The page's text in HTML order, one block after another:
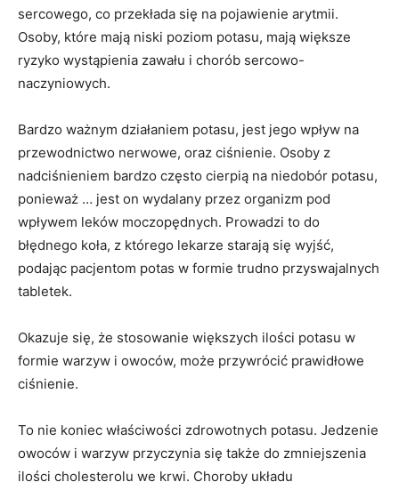
sercowego, co przekłada się na pojawienie arytmii.
Osoby, które mają niski poziom potasu, mają większe
ryzyko wystąpienia zawału i chorób sercowo-
naczyniowych.
Bardzo ważnym działaniem potasu, jest jego wpływ na
przewodnictwo nerwowe, oraz ciśnienie. Osoby z
nadciśnieniem bardzo często cierpią na niedobór potasu,
ponieważ … jest on wydalany przez organizm pod
wpływem leków moczopędnych. Prowadzi to do
błędnego koła, z którego lekarze starają się wyjść,
podając pacjentom potas w formie trudno przyswajalnych
tabletek.
Okazuje się, że stosowanie większych ilości potasu w
formie warzyw i owoców, może przywrócić prawidłowe
ciśnienie.
To nie koniec właściwości zdrowotnych potasu. Jedzenie
owoców i warzyw przyczynia się także do zmniejszenia
ilości cholesterolu we krwi. Choroby układu